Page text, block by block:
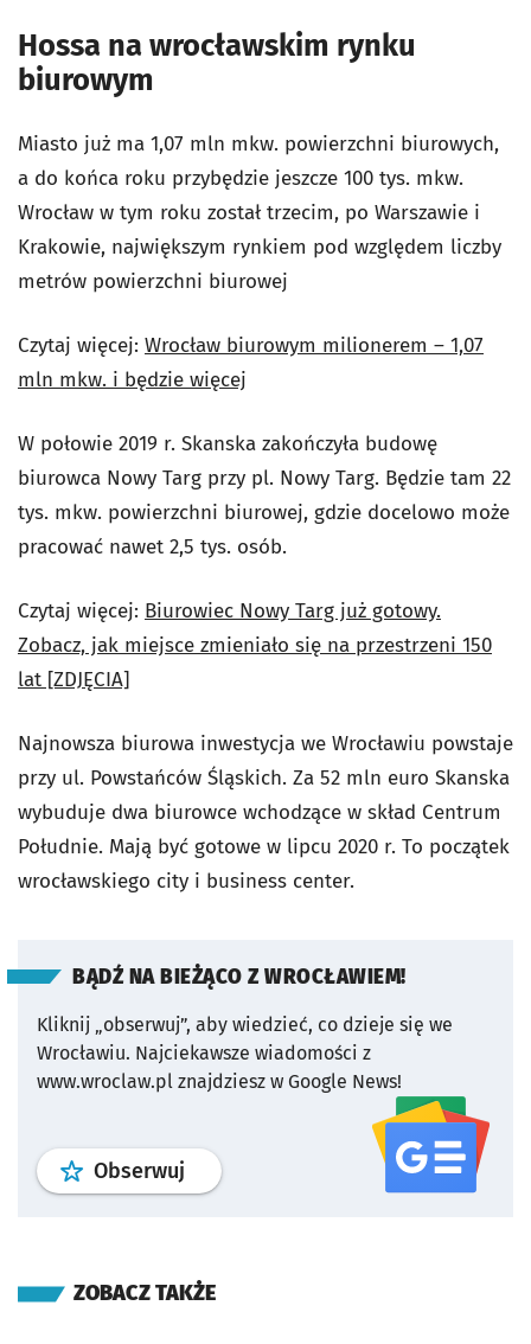
Hossa na wrocławskim rynku
biurowym
Miasto już ma 1,07 mln mkw. powierzchni biurowych,
a do końca roku przybędzie jeszcze 100 tys. mkw.
Wrocław w tym roku został trzecim, po Warszawie i
Krakowie, największym rynkiem pod względem liczby
metrów powierzchni biurowej
Czytaj więcej: Wrocław biurowym milionerem – 1,07
mln mkw. i będzie więcej
W połowie 2019 r. Skanska zakończyła budowę
biurowca Nowy Targ przy pl. Nowy Targ. Będzie tam 22
tys. mkw. powierzchni biurowej, gdzie docelowo może
pracować nawet 2,5 tys. osób.
Czytaj więcej: Biurowiec Nowy Targ już gotowy.
Zobacz, jak miejsce zmieniało się na przestrzeni 150
lat [ZDJĘCIA]
Najnowsza biurowa inwestycja we Wrocławiu powstaje
przy ul. Powstańców Śląskich. Za 52 mln euro Skanska
wybuduje dwa biurowce wchodzące w skład Centrum
Południe. Mają być gotowe w lipcu 2020 r. To początek
wrocławskiego city i business center.
BĄDŹ NA BIEŻĄCO Z WROCŁAWIEM!
Kliknij „obserwuj”, aby wiedzieć, co dzieje się we
Wrocławiu. Najciekawsze wiadomości z
www.wroclaw.pl znajdziesz w Google News!
Obserwuj profil serwisu
ZOBACZ TAKŻE